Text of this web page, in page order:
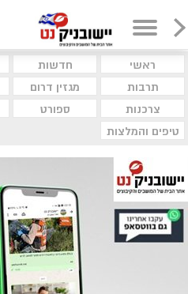
ראשי חדשות
תרבות
מגזין דרום
צרכנות
ספורט
טיפים והמלצות